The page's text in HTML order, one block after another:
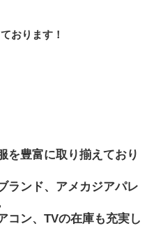
おります！
を豊富に取り揃えており
ランド、アメカジアパレ
コン、TVの在庫も充実し